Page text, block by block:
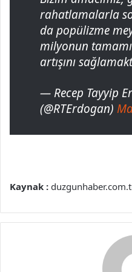
rahatlamalarla
da popülizme
milyonun
artışını
— Recep Tayyip
(@RTErdogan)
Kaynak :